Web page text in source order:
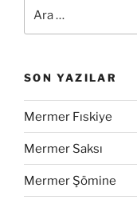
SON YAZILAR
Mermer Fıskiye
Mermer Saksı
Mermer Şömine